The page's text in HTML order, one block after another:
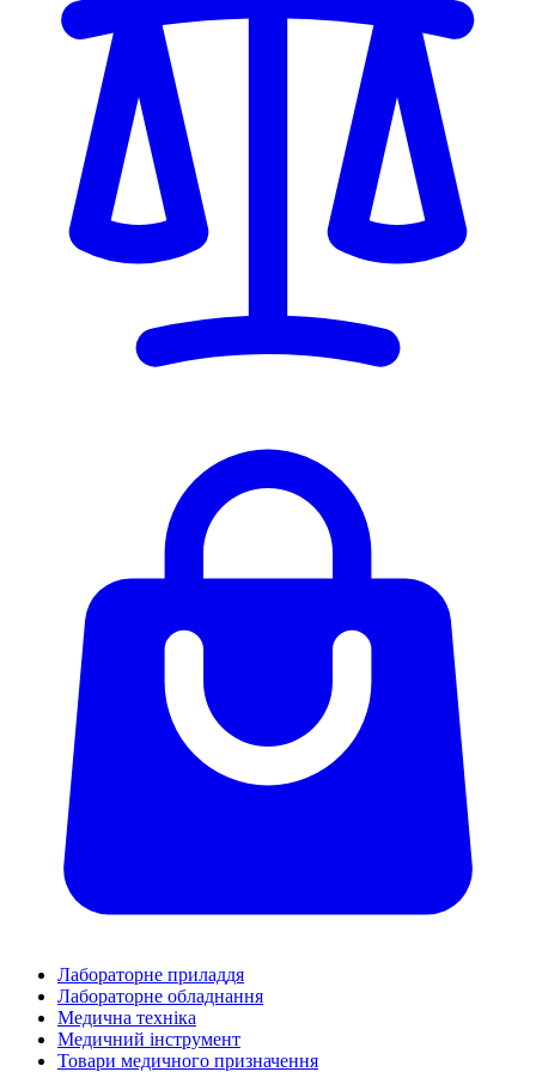
Лабораторне приладдя
Лабораторне обладнання
Медична техніка
Медичний інструмент
Товари медичного призначення